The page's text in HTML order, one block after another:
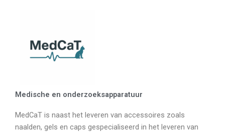
Medische en onderzoeksapparatuur
MedCaT is naast het leveren van accessoires zoals
naalden, gels en caps gespecialiseerd in het leveren van